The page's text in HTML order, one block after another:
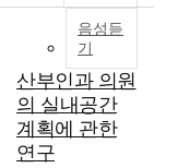
음성듣
기
산부인과 의원
의 실내공간
계획에 관한
연구